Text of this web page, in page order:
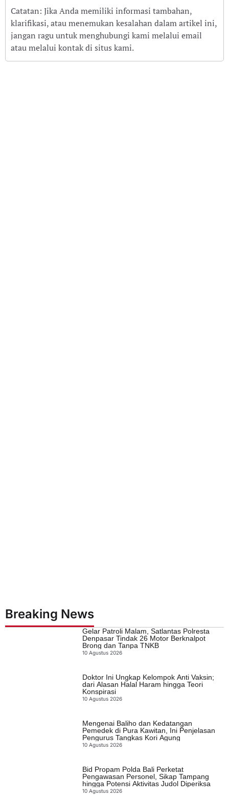
Catatan: Jika Anda memiliki informasi tambahan,
klarifikasi, atau menemukan kesalahan dalam artikel ini,
jangan ragu untuk menghubungi kami melalui email
atau melalui kontak di situs kami.
Breaking News
Gelar Patroli Malam, Satlantas Polresta
Denpasar Tindak 26 Motor Berknalpot
Brong dan Tanpa TNKB
10 Agustus 2026
Doktor Ini Ungkap Kelompok Anti Vaksin;
dari Alasan Halal Haram hingga Teori
Konspirasi
10 Agustus 2026
Mengenai Baliho dan Kedatangan
Pemedek di Pura Kawitan, Ini Penjelasan
Pengurus Tangkas Kori Agung
10 Agustus 2026
Bid Propam Polda Bali Perketat
Pengawasan Personel, Sikap Tampang
hingga Potensi Aktivitas Judol Diperiksa
10 Agustus 2026